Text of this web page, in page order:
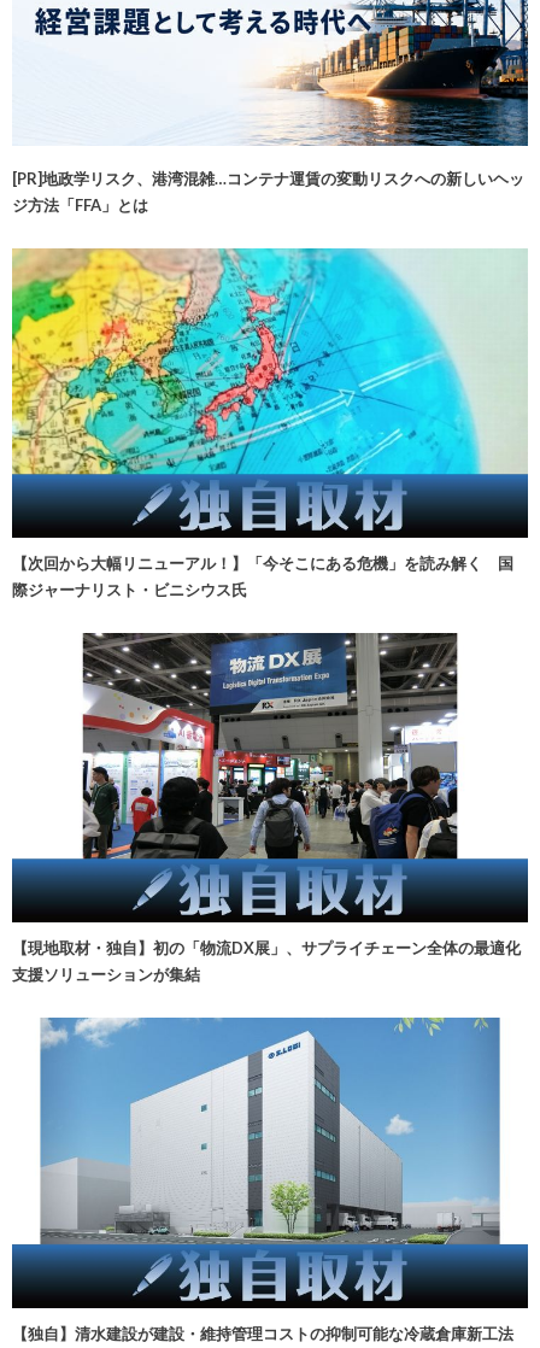
[PR]地政学リスク、港湾混雑…コンテナ運賃の変動リスクへの新しいヘッ
ジ方法「FFA」とは
【次回から大幅リニューアル！】「今そこにある危機」を読み解く 国
際ジャーナリスト・ビニシウス氏
【現地取材・独自】初の「物流DX展」、サプライチェーン全体の最適化
支援ソリューションが集結
【独自】清水建設が建設・維持管理コストの抑制可能な冷蔵倉庫新工法